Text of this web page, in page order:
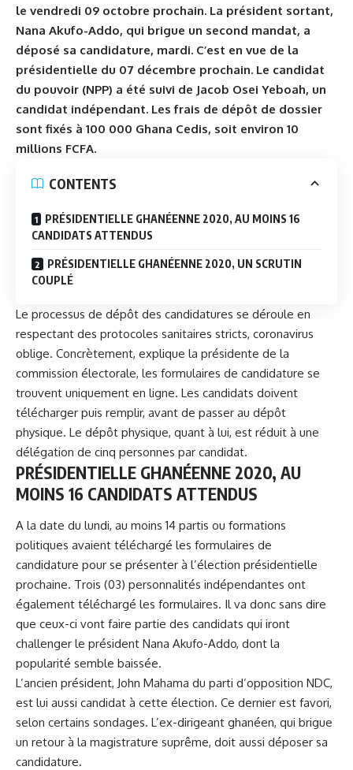
le vendredi 09 octobre prochain. La président sortant,
Nana Akufo-Addo, qui brigue un second mandat, a
déposé sa candidature, mardi. C’est en vue de la
présidentielle du 07 décembre prochain. Le candidat
du pouvoir (NPP) a été suivi de Jacob Osei Yeboah, un
candidat indépendant. Les frais de dépôt de dossier
sont fixés à 100 000 Ghana Cedis, soit environ 10
millions FCFA.
CONTENTS
PRÉSIDENTIELLE GHANÉENNE 2020, AU MOINS 16
CANDIDATS ATTENDUS
PRÉSIDENTIELLE GHANÉENNE 2020, UN SCRUTIN
COUPLÉ
Le processus de dépôt des candidatures se déroule en
respectant des protocoles sanitaires stricts, coronavirus
oblige. Concrètement, explique la présidente de la
commission électorale, les formulaires de candidature se
trouvent uniquement en ligne. Les candidats doivent
télécharger puis remplir, avant de passer au dépôt
physique. Le dépôt physique, quant à lui, est réduit à une
délégation de cinq personnes par candidat.
PRÉSIDENTIELLE GHANÉENNE 2020, AU
MOINS 16 CANDIDATS ATTENDUS
A la date du lundi, au moins 14 partis ou formations
politiques avaient téléchargé les formulaires de
candidature pour se présenter à l’élection présidentielle
prochaine. Trois (03) personnalités indépendantes ont
également téléchargé les formulaires. Il va donc sans dire
que ceux-ci vont faire partie des candidats qui iront
challenger le président Nana Akufo-Addo, dont la
popularité semble baissée.
L’ancien président, John Mahama du parti d’opposition NDC,
est lui aussi candidat à cette élection. Ce dernier est favori,
selon certains sondages. L’ex-dirigeant ghanéen, qui brigue
un retour à la magistrature suprême, doit aussi déposer sa
candidature.